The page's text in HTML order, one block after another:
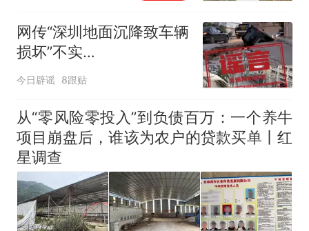
网传“深圳地面沉降致车辆
损坏”不实
（2026·08·06）
今日辟谣 8跟贴
从“零风险零投入”到负债百万：一个养牛
项目崩盘后，谁该为农户的贷款买单丨红
星调查